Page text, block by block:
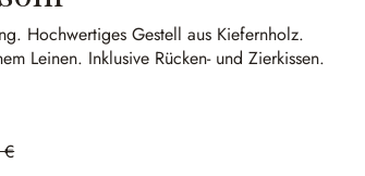
Hochwertiges Gestell aus Kiefernholz.
Leinen. Inklusive Rücken- und Zierkissen.
€